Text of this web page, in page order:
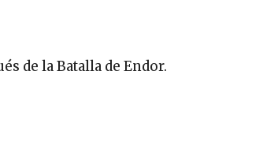
de la Batalla de Endor.